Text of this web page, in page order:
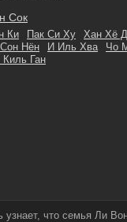
Сок
Ки Пак Си Ху Хан Хё
Нён И Иль Хва
Чо
Киль Ган
узнает, что семья Ли